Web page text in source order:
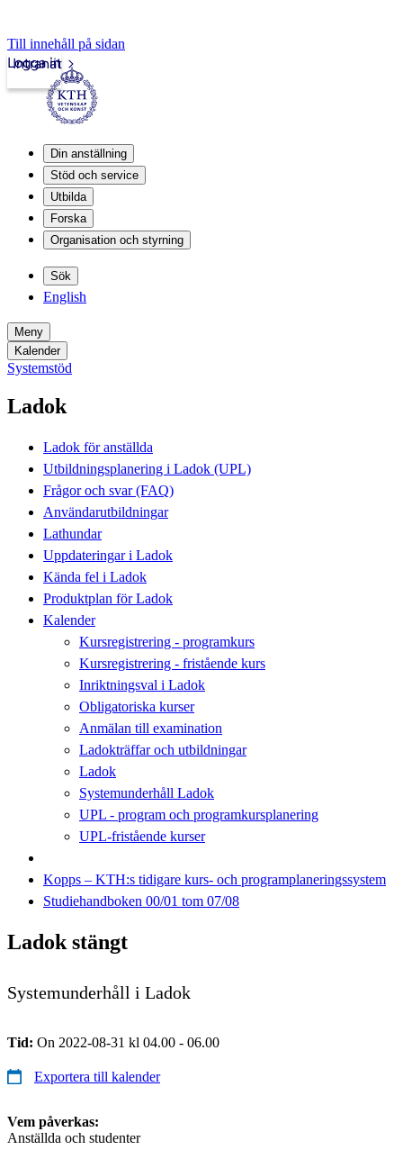
Till innehåll på sidan
Intranät
Logga in
Din anställning
Stöd och service
Utbilda
Forska
Organisation och styrning
Sök
English
Meny
Kalender
Systemstöd
Ladok
Ladok för anställda
Utbildningsplanering i Ladok (UPL)
Frågor och svar (FAQ)
Användarutbildningar
Lathundar
Uppdateringar i Ladok
Kända fel i Ladok
Produktplan för Ladok
Kalender
Kursregistrering - programkurs
Kursregistrering - fristående kurs
Inriktningsval i Ladok
Obligatoriska kurser
Anmälan till examination
Ladokträffar och utbildningar
Ladok
Systemunderhåll Ladok
UPL - program och programkursplanering
UPL-fristående kurser
Kopps – KTH:s tidigare kurs- och programplaneringssystem
Studiehandboken 00/01 tom 07/08
Ladok stängt
Systemunderhåll i Ladok
Tid: On 2022-08-31 kl 04.00 - 06.00
Exportera till kalender
Vem påverkas:
Anställda och studenter